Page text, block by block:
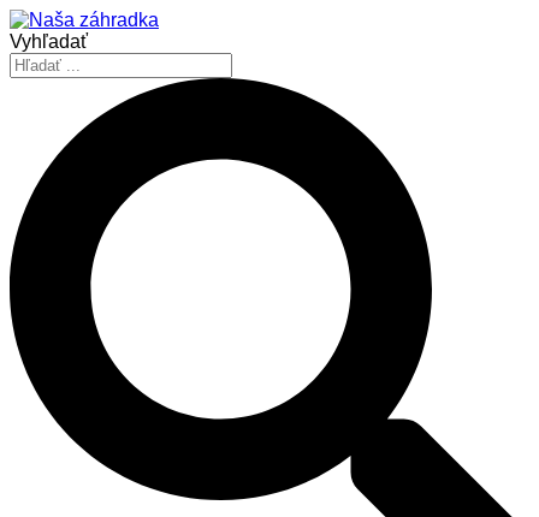
Vyhľadať